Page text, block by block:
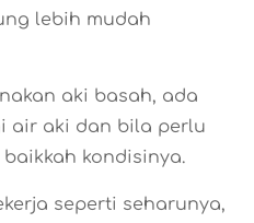
lebih mudah
aki basah, ada
air aki dan bila perlu
kondisinya.
seperti seharunya,